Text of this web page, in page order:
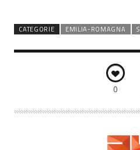
CATEGORIE EMILIA-ROMAGNA
0